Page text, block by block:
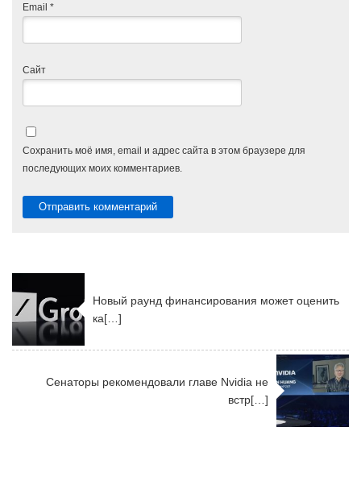
Email *
Сайт
Сохранить моё имя, email и адрес сайта в этом браузере для
последующих моих комментариев.
Новый раунд финансирования может оценить
ка[…]
Сенаторы рекомендовали главе Nvidia не
встр[…]